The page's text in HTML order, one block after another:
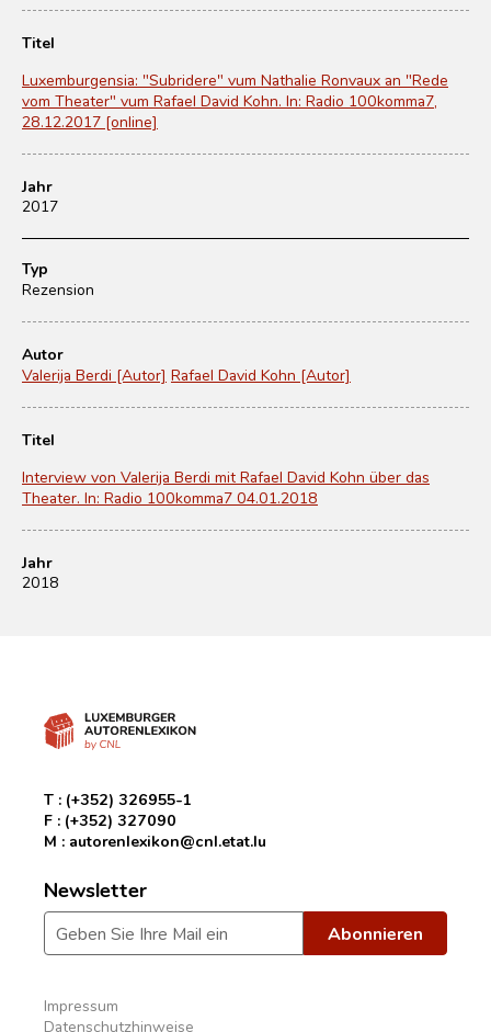
Titel
Luxemburgensia: "Subridere" vum Nathalie Ronvaux an "Rede
vom Theater" vum Rafael David Kohn. In: Radio 100komma7,
28.12.2017 [online]
Jahr
2017
Typ
Rezension
Autor
Valerija Berdi [Autor] Rafael David Kohn [Autor]
Titel
Interview von Valerija Berdi mit Rafael David Kohn über das
Theater. In: Radio 100komma7 04.01.2018
Jahr
2018
T : (+352) 326955-1
F : (+352) 327090
M : autorenlexikon@cnl.etat.lu
Newsletter
Impressum
Datenschutzhinweise